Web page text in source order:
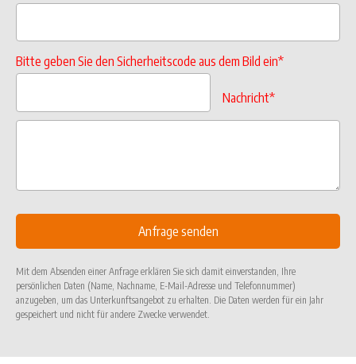
Bitte geben Sie den Sicherheitscode aus dem Bild ein*
Nachricht*
Mit dem Absenden einer Anfrage erklären Sie sich damit einverstanden, Ihre
persönlichen Daten (Name, Nachname, E-Mail-Adresse und Telefonnummer)
anzugeben, um das Unterkunftsangebot zu erhalten. Die Daten werden für ein Jahr
gespeichert und nicht für andere Zwecke verwendet.